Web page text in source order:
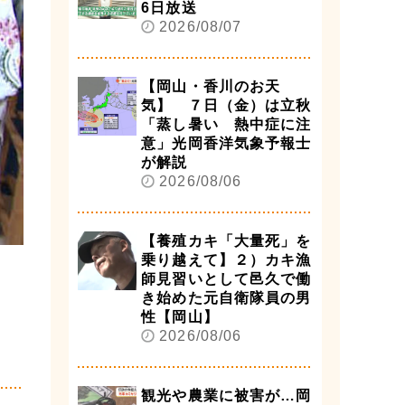
6日放送
2026/08/07
【岡山・香川のお天
気】 ７日（金）は立秋
「蒸し暑い 熱中症に注
意」光岡香洋気象予報士
が解説
2026/08/06
【養殖カキ「大量死」を
乗り越えて】２）カキ漁
師見習いとして邑久で働
き始めた元自衛隊員の男
性【岡山】
2026/08/06
観光や農業に被害が…岡